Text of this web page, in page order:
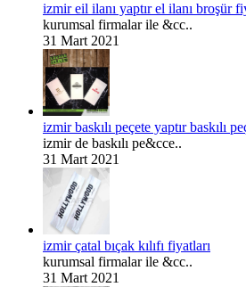
izmir eil ilanı yaptır el ilanı broşür
kurumsal firmalar ile &cc..
31 Mart 2021
izmir baskılı peçete yaptır baskılı
izmir de baskılı pe&cce..
31 Mart 2021
izmir çatal bıçak kılıfı fiyatları
kurumsal firmalar ile &cc..
31 Mart 2021